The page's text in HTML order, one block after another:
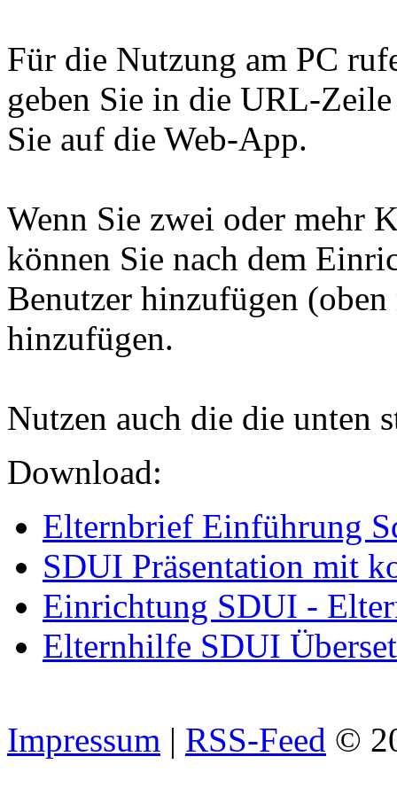
Für die Nutzung am PC
geben Sie in die URL-
Sie auf die Web-App.
Wenn Sie zwei oder mehr
können Sie nach dem
Benutzer hinzufügen
hinzufügen.
Nutzen auch die die unten
Download:
Elternbrief Einführung
SDUI Präsentation mit
Einrichtung SDUI -
Elternhilfe SDUI
Impressum | RSS-Feed ©